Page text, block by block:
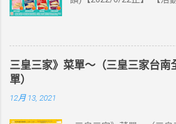
澳、美國、菲律賓、歐洲
通有 📲 立即取卡免等待
通不怕過期 🧳 一人買兩人
由~~eSIM吃到飽買一送
111/5/4~6/22 每週三到7-
饋) 【販售門市查詢】
https://emap.pcsc.com.tw/
三皇三家》菜單～（三皇三家台南
單）
12月 13, 2021